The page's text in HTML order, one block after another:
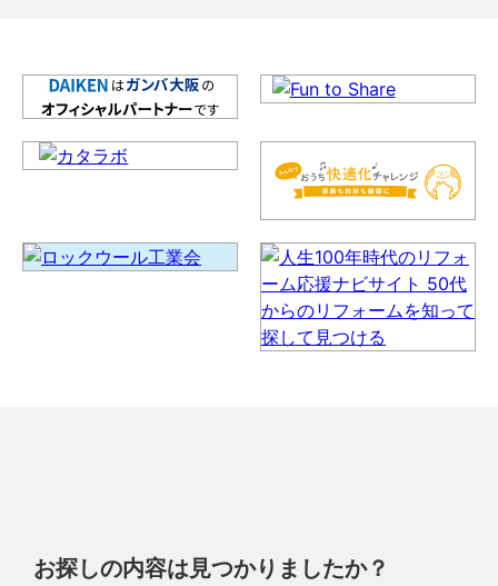
お探しの内容は見つかりましたか？